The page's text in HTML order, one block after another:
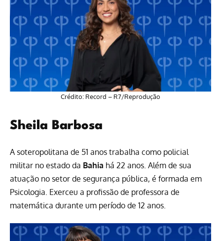
Crédito: Record – R7/Reprodução
Sheila Barbosa
A soteropolitana de 51 anos trabalha como policial
militar no estado da Bahia há 22 anos. Além de sua
atuação no setor de segurança pública, é formada em
Psicologia. Exerceu a profissão de professora de
matemática durante um período de 12 anos.